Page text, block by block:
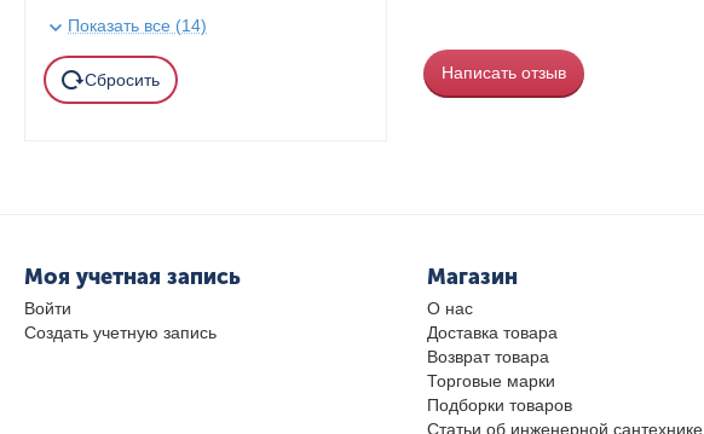
Написать отзыв
164
195
Показать все (14)
Сбросить
Моя учетная запись
Войти
Создать учетную запись
Магазин
О нас
Доставка товара
Возврат товара
Торговые марки
Подборки товаров
Статьи об инженерной сантехнике